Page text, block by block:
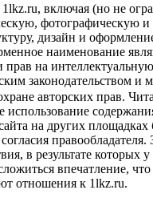
включая (но не
фотографическую и
дизайн и
наименование
прав на
законодательством и
авторских прав.
использование
на других площадках
в результате которых у
впечатление,
отношения к 1lkz.ru.